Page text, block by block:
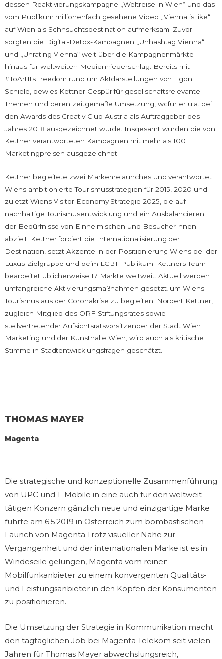
dessen Reaktivierungskampagne „Weltreise in Wien“ und das
vom Publikum millionenfach gesehene Video „Vienna is like“
auf Wien als Sehnsuchtsdestination aufmerksam. Zuvor
sorgten die Digital-Detox-Kampagnen „Unhashtag Vienna“
und „Unrating Vienna“ weit über die Kampagnenmärkte
hinaus für weltweiten Medienniederschlag. Bereits mit
#ToArtItsFreedom rund um Aktdarstellungen von Egon
Schiele, bewies Kettner Gespür für gesellschaftsrelevante
Themen und deren zeitgemäße Umsetzung, wofür er u.a. bei
den Awards des Creativ Club Austria als Auftraggeber des
Jahres 2018 ausgezeichnet wurde. Insgesamt wurden die von
Kettner verantworteten Kampagnen mit mehr als 100
Marketingpreisen ausgezeichnet.
Kettner begleitete zwei Markenrelaunches und verantwortet
Wiens ambitionierte Tourismusstrategien für 2015, 2020 und
zuletzt Wiens Visitor Economy Strategie 2025, die auf
nachhaltige Tourismusentwicklung und ein Ausbalancieren
der Bedürfnisse von Einheimischen und BesucherInnen
abzielt. Kettner forciert die Internationalisierung der
Destination, setzt Akzente in der Positionierung Wiens bei der
Luxus-Zielgruppe und beim LGBT-Publikum. Kettners Team
bearbeitet üblicherweise 17 Märkte weltweit. Aktuell werden
umfangreiche Aktivierungsmaßnahmen gesetzt, um Wiens
Tourismus aus der Coronakrise zu begleiten. Norbert Kettner,
zugleich Mitglied des ORF-Stiftungsrates sowie
stellvertretender Aufsichtsratsvorsitzender der Stadt Wien
Marketing und der Kunsthalle Wien, wird auch als kritische
Stimme in Stadtentwicklungsfragen geschätzt.
THOMAS MAYER
Magenta
Die strategische und konzeptionelle Zusammenführung
von UPC und T-Mobile in eine auch für den weltweit
tätigen Konzern gänzlich neue und einzigartige Marke
führte am 6.5.2019 in Österreich zum bombastischen
Launch von Magenta.Trotz visueller Nähe zur
Vergangenheit und der internationalen Marke ist es in
Windeseile gelungen, Magenta vom reinen
Mobilfunkanbieter zu einem konvergenten Qualitäts-
und Leistungsanbieter in den Köpfen der Konsumenten
zu positionieren.
Die Umsetzung der Strategie in Kommunikation macht
den tagtäglichen Job bei Magenta Telekom seit vielen
Jahren für Thomas Mayer abwechslungsreich,